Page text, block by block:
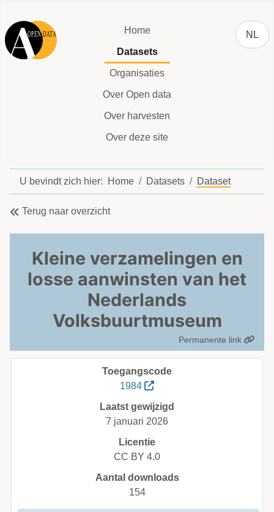
Home
Datasets
Organisaties
Over Open data
Over harvesten
Over deze site
NL
U bevindt zich hier: Home Datasets Dataset
Terug naar overzicht
Kleine verzamelingen en
losse aanwinsten van het
Nederlands
Volksbuurtmuseum
Permanente link
Toegangscode
1984
Laatst gewijzigd
7 januari 2026
Licentie
CC BY 4.0
Aantal downloads
154